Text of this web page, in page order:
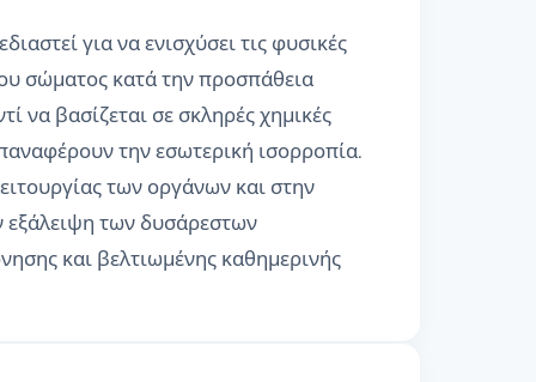
για να ενισχύσει τις φυσικές
σώματος κατά την προσπάθεια
να βασίζεται σε σκληρές χημικές
την εσωτερική ισορροπία.
των οργάνων και στην
εξάλειψη των δυσάρεστων
και βελτιωμένης καθημερινής